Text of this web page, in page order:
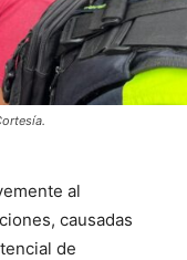
al
causadas
de